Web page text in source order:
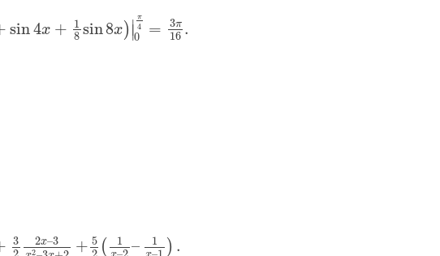
sin4x + 1
8 sin8x) ∣∣
π
4
0 = 3π
16 .
3
2x–3
2 + 5 ( 1 – 1 ) .